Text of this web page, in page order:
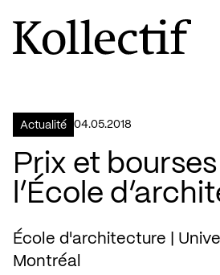
Aller à la page d'accueil
Logo Kollectif
Actualité 04.05.2018
Prix et
l’École
École d'architecture |
Montréal